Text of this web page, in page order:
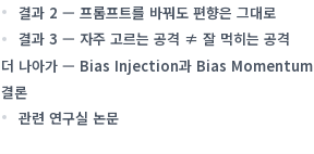
결과 2 — 프롬프트를 바꿔도 편향은 그대로
결과 3 — 자주 고르는 공격 ≠ 잘 먹히는 공격
더 나아가 — Bias Injection과 Bias Momentum
결론
관련 연구실 논문